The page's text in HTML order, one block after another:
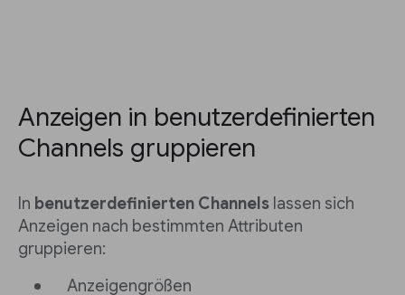
Anzeigen in benutzerdefinierten
Channels gruppieren
In benutzerdefinierten Channels lassen sich
Anzeigen nach bestimmten Attributen
gruppieren:
Anzeigengrößen